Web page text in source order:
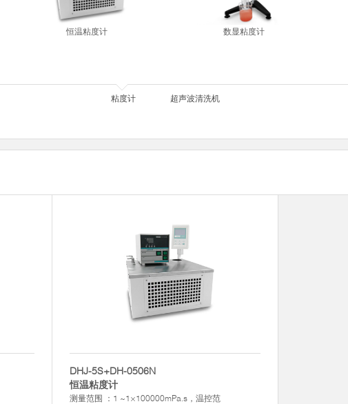
恒温粘度计 数显粘度计
粘度计 超声波清洗机
DHJ-5S+DH-0506N
恒温粘度计
测量范围 ：1 ~1×100000mPa.s，温控范